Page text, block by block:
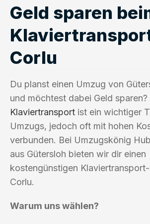
Geld sparen
Corlu
Du planst einen Umzug von
und möchtest dabei Geld sparen?
Klaviertransport ist ein wichtiger
Umzugs, jedoch oft mit hohen
verbunden. Bei Umzugskönig
aus Gütersloh bieten wir dir einen
kostengünstigen
Corlu.
Warum uns wählen?